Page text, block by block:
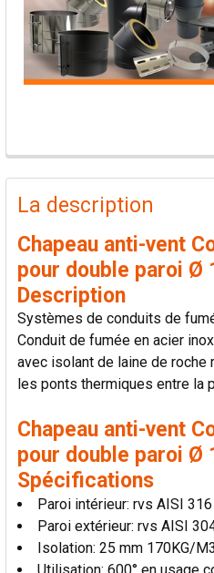
PRODUITS
FRÉQUEMMENT
ACHETÉS
TOUT
SÉLECTIONNER
AJOUTER
LA
SÉLECTION
AU PANIER
La description
Chapeau anti-vent
pour double paroi Ø
Description
Systèmes de conduits de
Conduit de fumée en acier
avec isolant de laine de roche
les ponts thermiques entre la
Chapeau anti-vent
pour double paroi Ø
Spécifications
Paroi intérieur: rvs AISI 316
Paroi extérieur: rvs AISI
Isolation: 25 mm 170KG/M3